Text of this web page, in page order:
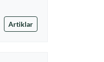
Artiklar